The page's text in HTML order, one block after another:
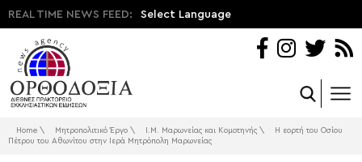
REAL TIME NEWS FEED: Select Language
Home \ Μητροπολιτικό Έργο \ Ι.Μ. Μαρωνείας και Κομοτηνής \
H εορτή του Οσίου
Πέτρου του Αθωνίτου στην Ιερά Μητρόπολη Μαρωνείας